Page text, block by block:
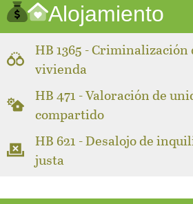
Alojamiento
HB 1365 - Criminalización
vivienda
HB 471 - Valoración de
compartido
HB 621 - Desalojo de
justa